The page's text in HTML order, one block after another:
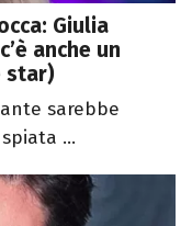
Giulia
anche un
star)
sarebbe
...